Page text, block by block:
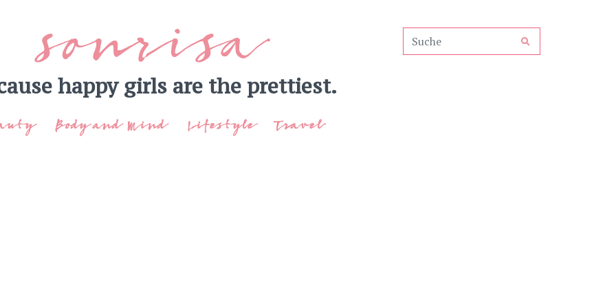
sonrisa
happy girls are the prettiest.
Body and Mind Lifestyle Travel